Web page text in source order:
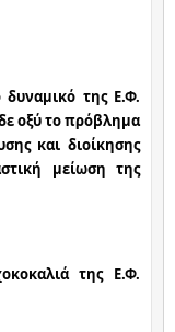
της Ε.Φ.
οξύ το πρόβλημα
και διοίκησης
μείωση της
της Ε.Φ.